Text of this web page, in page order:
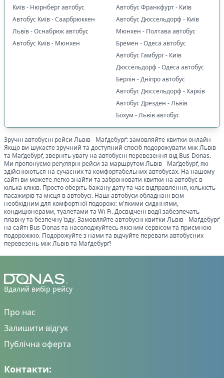
Київ - Нюрнберг автобус
Автобус Київ - Саарбрюккен
Львів - Оснабрюк автобус
Автобус Київ - Мюнхен
Автобус Франкфурт - Київ
Автобус Дюссельдорф - Київ
Мюнхен - Полтава автобус
Бремен - Одеса автобус
Автобус Гамбург - Київ
Дюссельдорф - Одеса автобус
Берлін - Дніпро автобус
Автобус Дюссельдорф - Харків
Автобус Дрезден - Львів
Бохум - Львів автобус
Зручні автобусні рейси Львів- Маґдебурґ: замовляйте квитки онлайн
Якщо ви шукаєте зручний та доступний спосіб подорожувати міжЛьвів
та Маґдебурґ, зверніть увагу на автобусні перевезення від Bus-Donas.
Ми пропонуємо регулярні рейси за маршрутом Львів- Маґдебурґ, які
здійснюються на сучасних та комфортабельних автобусах. На нашому
сайті ви можете легко знайти та забронювати квитки на автобус в
кілька кліків. Просто оберіть бажану дату та час відправлення, кількість
пасажирів та місця в автобусі. Наші автобуси обладнані всім
необхідним для комфортної подорожі: м'якими сидіннями,
кондиціонерами, туалетами та Wi-Fi. Досвідчені водії забезпечать
плавну та безпечну їзду. Замовляйте автобусні квитки Львів- Маґдебурґ
на сайті Bus-Donas та насолоджуйтесь якісним сервісом та приємною
подорожжю. Подорожуйте з нами та відчуйте переваги автобусних
перевезень міжЛьвівта Маґдебурґ!
Вдалий вибір рейсу
Про нас
Залишити відгук
Публічна оферта
Контакти: